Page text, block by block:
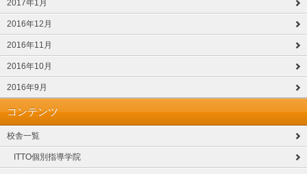
2017年1月
2016年12月
2016年11月
2016年10月
2016年9月
コンテンツ
校舎一覧
ITTO個別指導学院